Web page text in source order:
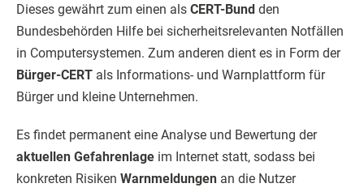
Dieses gewährt zum einen als CERT-Bund den
Bundesbehörden Hilfe bei sicherheitsrelevanten Notfällen
in Computersystemen. Zum anderen dient es in Form der
Bürger-CERT als Informations- und Warnplattform für
Bürger und kleine Unternehmen.
Es findet permanent eine Analyse und Bewertung der
aktuellen Gefahrenlage im Internet statt, sodass bei
konkreten Risiken Warnmeldungen an die Nutzer